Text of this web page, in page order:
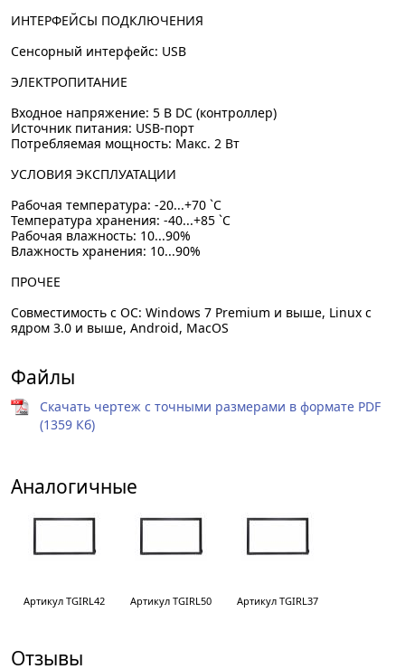
ИНТЕРФЕЙСЫ ПОДКЛЮЧЕНИЯ
Сенсорный интерфейс: USB
ЭЛЕКТРОПИТАНИЕ
Входное напряжение: 5 В DC (контроллер)
Источник питания: USB-порт
Потребляемая мощность: Макс. 2 Вт
УСЛОВИЯ ЭКСПЛУАТАЦИИ
Рабочая температура: -20...+70 `C
Температура хранения: -40...+85 `C
Рабочая влажность: 10...90%
Влажность хранения: 10...90%
ПРОЧЕЕ
Совместимость с ОС: Windows 7 Premium и выше, Linux с
ядром 3.0 и выше, Android, MacOS
Файлы
Скачать чертеж с точными размерами в формате PDF
(1359 Кб)
Аналогичные
Артикул TGIRL42 Артикул TGIRL50 Артикул TGIRL37
Отзывы